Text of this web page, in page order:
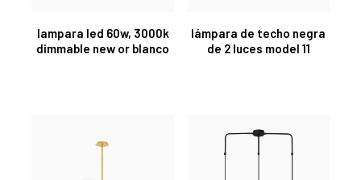
lampara led 60w, 3000k
dimmable new or blanco
lámpara de techo negra
de 2 luces model 11